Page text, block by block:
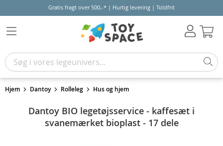
Gratis fragt over 500,-* | Hurtig levering | Toldfrit
Hjem Dantoy Rolleleg Hus og hjem
Dantoy BIO legetøjsservice - kaffesæt i
svanemærket bioplast - 17 dele